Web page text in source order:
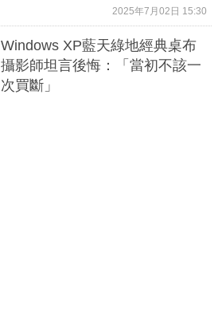
2025年7月02日 15:30
Windows XP藍天綠地經典桌布
攝影師坦言後悔：「當初不該一
次買斷」